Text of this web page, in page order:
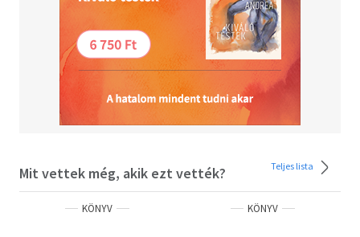
Mit vettek még, akik ezt vették? Teljes lista
KÖNYV KÖNYV